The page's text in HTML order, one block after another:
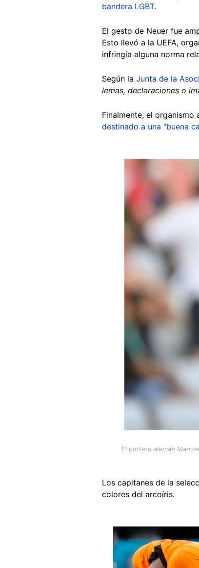
bandera LGBT.
El gesto de Neuer fue
Esto llevó a la UEFA,
infringía alguna norma
Según la Junta de la
lemas, declaraciones o
Finalmente, el
destinado a una "buena
El portero alemán
Los capitanes de la
colores del arcoíris.
Image